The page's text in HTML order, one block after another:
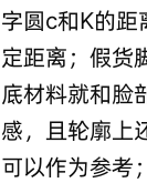
字圆c和K的距
定距离；假货
底材料就和脸
感，且轮廓上
可以作为参考；